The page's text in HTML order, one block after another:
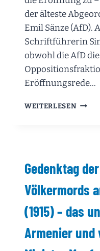
der älteste
Emil Sänze (AfD).
Schriftführerin
obwohl die AfD
Eröffnungsrede…
WEITERLESEN
Gedenktag
Völkermords
(1915) – das
Armenier